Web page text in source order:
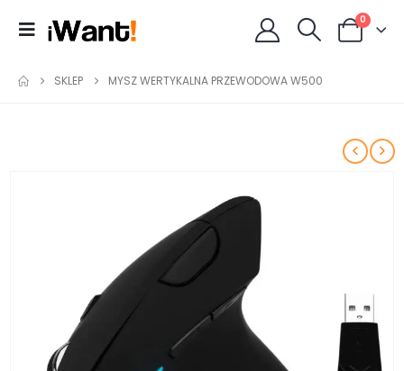
0
SKLEP MYSZ WERTYKALNA PRZEWODOWA W500